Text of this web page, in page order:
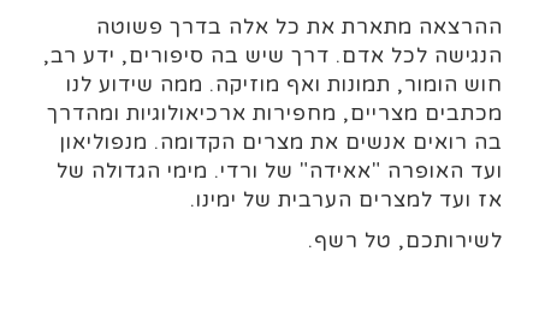
ההרצאה מתארת את כל אלה בדרך פשוטה
הנגישה לכל אדם. דרך שיש בה סיפורים, ידע רב,
חוש הומור, תמונות ואף מוזיקה. ממה שידוע לנו
מכתבים מצריים, מחפירות ארכיאולוגיות ומהדרך
בה רואים אנשים את מצרים הקדומה. מנפוליאון
ועד האופרה "אאידה" של ורדי. מימי הגדולה של
אז ועד למצרים הערבית של ימינו.
לשירותכם, טל רשף.